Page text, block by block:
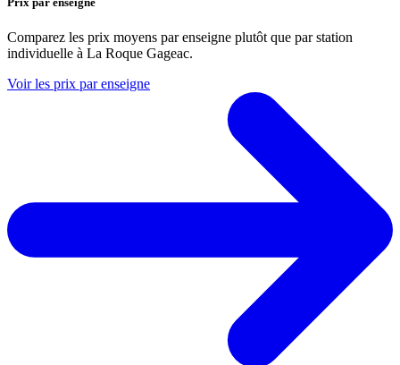
Comparez les prix moyens par enseigne plutôt que par station
individuelle à La Roque Gageac.
Voir les prix par enseigne